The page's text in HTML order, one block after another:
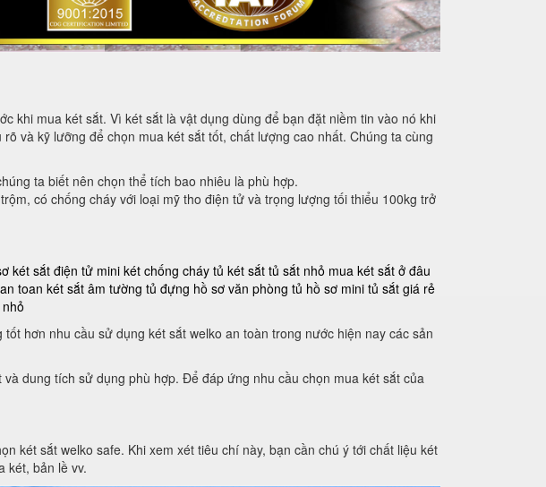
khi mua két sắt. Vì két sắt là vật dụng dùng để bạn đặt niềm tin vào nó khi
và kỹ lưỡng để chọn mua két sắt tốt, chất lượng cao nhất. Chúng ta cùng
ta biết nên chọn thể tích bao nhiêu là phù hợp.
có chống cháy với loại mỹ tho điện tử và trọng lượng tối thiểu 100kg trở
két sắt điện tử mini két chống cháy tủ két sắt tủ sắt nhỏ mua két sắt ở đâu
toan két sắt âm tường tủ đựng hồ sơ văn phòng tủ hồ sơ mini tủ sắt giá rẻ
hơn nhu cầu sử dụng két sắt welko an toàn trong nước hiện nay các sản
dung tích sử dụng phù hợp. Để đáp ứng nhu cầu chọn mua két sắt của
két sắt welko safe. Khi xem xét tiêu chí này, bạn cần chú ý tới chất liệu két
két, bản lề vv.